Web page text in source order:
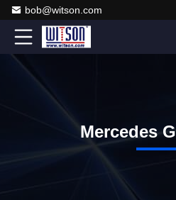
bob@witson.com
Mercedes